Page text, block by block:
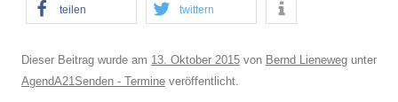
teilen twittern
Dieser Beitrag wurde am 13. Oktober 2015 von Bernd Lieneweg unter
AgendA21Senden - Termine veröffentlicht.